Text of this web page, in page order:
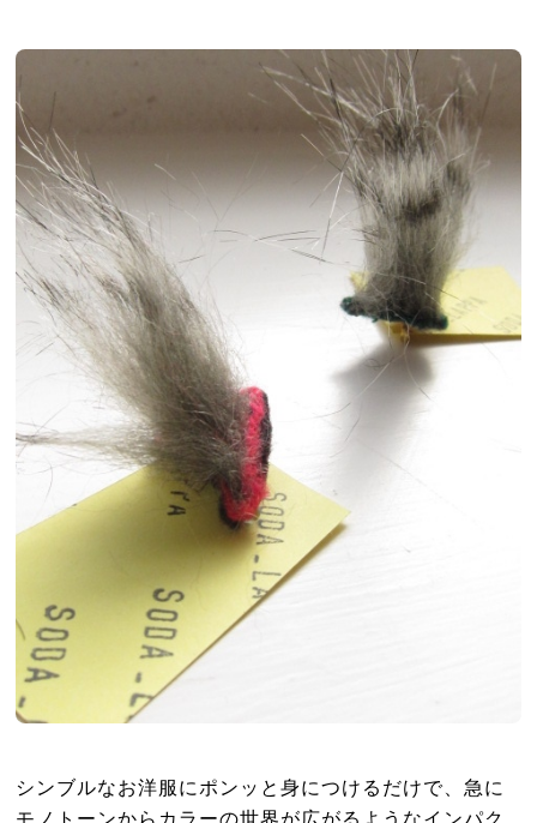
シンブルなお洋服にポンッと身につけるだけで、急に
モノトーンからカラーの世界が広がるようなインパク